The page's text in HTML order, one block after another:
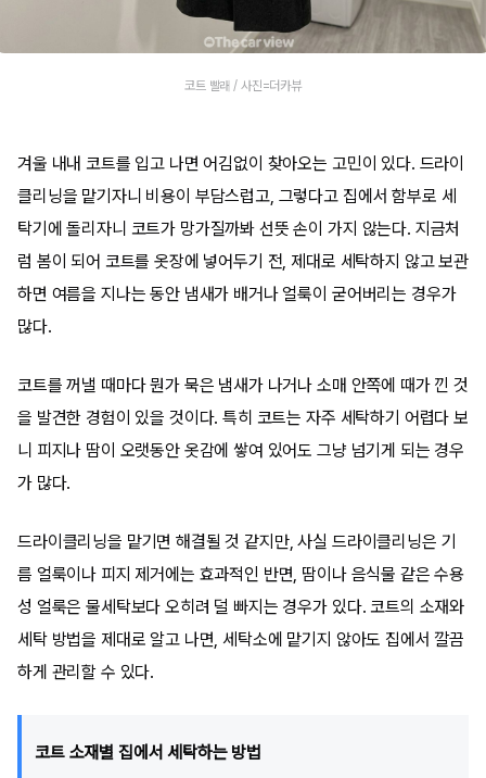
코트 빨래 / 사진=더카뷰
겨울 내내 코트를 입고 나면 어김없이 찾아오는 고민이 있다. 드라이
클리닝을 맡기자니 비용이 부담스럽고, 그렇다고 집에서 함부로 세
탁기에 돌리자니 코트가 망가질까봐 선뜻 손이 가지 않는다. 지금처
럼 봄이 되어 코트를 옷장에 넣어두기 전, 제대로 세탁하지 않고 보관
하면 여름을 지나는 동안 냄새가 배거나 얼룩이 굳어버리는 경우가
많다.
코트를 꺼낼 때마다 뭔가 묵은 냄새가 나거나 소매 안쪽에 때가 낀 것
을 발견한 경험이 있을 것이다. 특히 코트는 자주 세탁하기 어렵다 보
니 피지나 땀이 오랫동안 옷감에 쌓여 있어도 그냥 넘기게 되는 경우
가 많다.
드라이클리닝을 맡기면 해결될 것 같지만, 사실 드라이클리닝은 기
름 얼룩이나 피지 제거에는 효과적인 반면, 땀이나 음식물 같은 수용
성 얼룩은 물세탁보다 오히려 덜 빠지는 경우가 있다. 코트의 소재와
세탁 방법을 제대로 알고 나면, 세탁소에 맡기지 않아도 집에서 깔끔
하게 관리할 수 있다.
코트 소재별 집에서 세탁하는 방법